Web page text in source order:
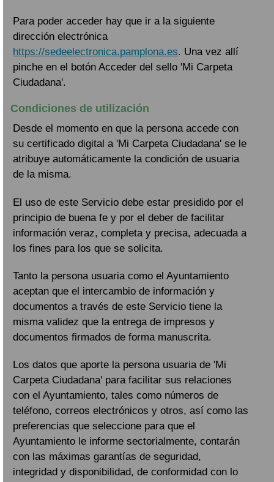
Para poder acceder hay que ir a la siguiente
dirección electrónica
https://sedeelectronica.pamplona.es. Una vez allí
pinche en el botón Acceder del sello 'Mi Carpeta
Ciudadana'.
Condiciones de utilización
Desde el momento en que la persona accede con
su certificado digital a 'Mi Carpeta Ciudadana' se le
atribuye automáticamente la condición de usuaria
de la misma.
El uso de este Servicio debe estar presidido por el
principio de buena fe y por el deber de facilitar
información veraz, completa y precisa, adecuada a
los fines para los que se solicita.
Tanto la persona usuaria como el Ayuntamiento
aceptan que el intercambio de información y
documentos a través de este Servicio tiene la
misma validez que la entrega de impresos y
documentos firmados de forma manuscrita.
Los datos que aporte la persona usuaria de 'Mi
Carpeta Ciudadana' para facilitar sus relaciones
con el Ayuntamiento, tales como números de
teléfono, correos electrónicos y otros, así como las
preferencias que seleccione para que el
Ayuntamiento le informe sectorialmente, contarán
con las máximas garantías de seguridad,
integridad y disponibilidad, de conformidad con lo